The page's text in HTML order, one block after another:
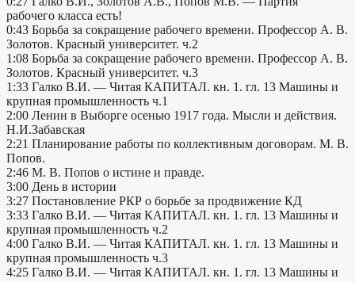
рабочего класса есть!
0:43 Борьба за сокращение рабочего времени. Профессор А. В.
Золотов. Красный университет. ч.2
1:08 Борьба за сокращение рабочего времени. Профессор А. В.
Золотов. Красный университет. ч.3
1:33 Галко В.И. — Читая КАПИТАЛ. кн. 1. гл. 13 Машины и
крупная промышленность ч.1
2:00 Ленин в Выборге осенью 1917 года. Мысли и действия.
Н.И.Забавская
2:21 Планирование работы по коллективным договорам. М. В.
Попов.
2:46 М. В. Попов о истине и правде.
3:00 День в истории
3:27 Постановление РКР о борьбе за продвижение КД
3:33 Галко В.И. — Читая КАПИТАЛ. кн. 1. гл. 13 Машины и
крупная промышленность ч.2
4:00 Галко В.И. — Читая КАПИТАЛ. кн. 1. гл. 13 Машины и
крупная промышленность ч.3
4:25 Галко В.И. — Читая КАПИТАЛ. кн. 1. гл. 13 Машины и